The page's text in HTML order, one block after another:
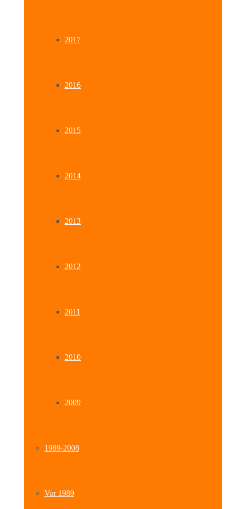
2017
2016
2015
2014
2013
2012
2011
2010
2009
1989-2008
Vor 1989